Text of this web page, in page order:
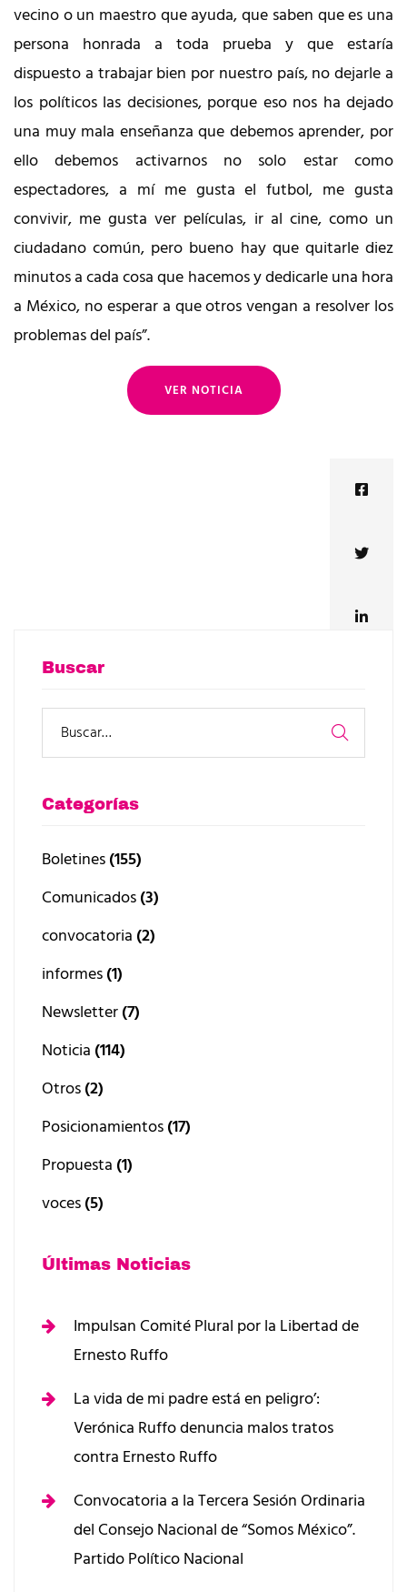
vecino o un maestro que ayuda, que saben que es una
persona honrada a toda prueba y que estaría
dispuesto a trabajar bien por nuestro país, no dejarle a
los políticos las decisiones, porque eso nos ha dejado
una muy mala enseñanza que debemos aprender, por
ello debemos activarnos no solo estar como
espectadores, a mí me gusta el futbol, me gusta
convivir, me gusta ver películas, ir al cine, como un
ciudadano común, pero bueno hay que quitarle diez
minutos a cada cosa que hacemos y dedicarle una hora
a México, no esperar a que otros vengan a resolver los
problemas del país”.
VER NOTICIA
Buscar
Categorías
Boletines(155)
Comunicados(3)
convocatoria (2)
informes(1)
Newsletter(7)
Noticia (114)
Otros(2)
Posicionamientos(17)
Propuesta (1)
voces(5)
Últimas Noticias
Impulsan Comité Plural por la Libertad de
Ernesto Ruffo
La vida de mi padre está en peligro’:
Verónica Ruffo denuncia malos tratos
contra Ernesto Ruffo
Convocatoria a la Tercera Sesión Ordinaria
del Consejo Nacional de “Somos México”.
Partido Político Nacional